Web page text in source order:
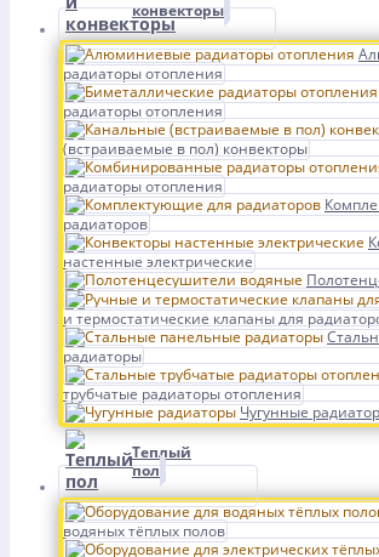
конвекторы
радиаторы отопления
радиаторы отопления
(встраиваемые в пол) конвекторы
радиаторы отопления
радиаторов
настенные электрические
и термостатические клапаны для
радиаторы
трубчатые радиаторы отопления
Чугунные
Теплый
пол
водяных тёплых полов